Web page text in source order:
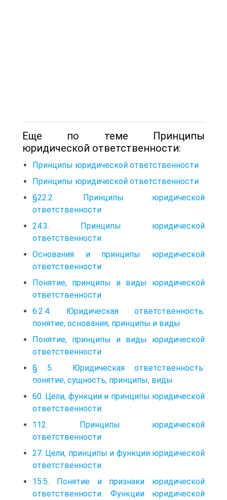
Еще по теме Принципы
юридической ответственности:
Принципы юридической ответственности
Принципы юридической ответственности
§22.2. Принципы юридической
ответственности
24.3. Принципы юридической
ответственности
Основания и принципы юридической
ответственности
Понятие, принципы и виды юридической
ответственности
6.2.4. Юридическая ответственность:
понятие, основания, принципы и виды
Понятие, принципы и виды юридической
ответственности
§ 5. Юридическая ответственность:
понятие, сущность, принципы, виды
60. Цели, функции и принципы юридической
ответственности.
112. Принципы юридической
ответственности
27. Цели, принципы и функции юридической
ответственности
15.5. Понятие и признаки юридической
ответственности. Функции юридической